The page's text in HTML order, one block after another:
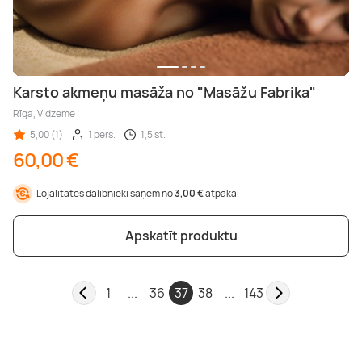
Karsto akmeņu masāža no "Masāžu Fabrika"
Rīga, Vidzeme
5,00 (1)
1 pers. 1,5 st.
60,00 €
Lojalitātes dalībnieki saņem no3,00 €atpakaļ
Apskatīt produktu
1 ... 36 37 38 ... 143